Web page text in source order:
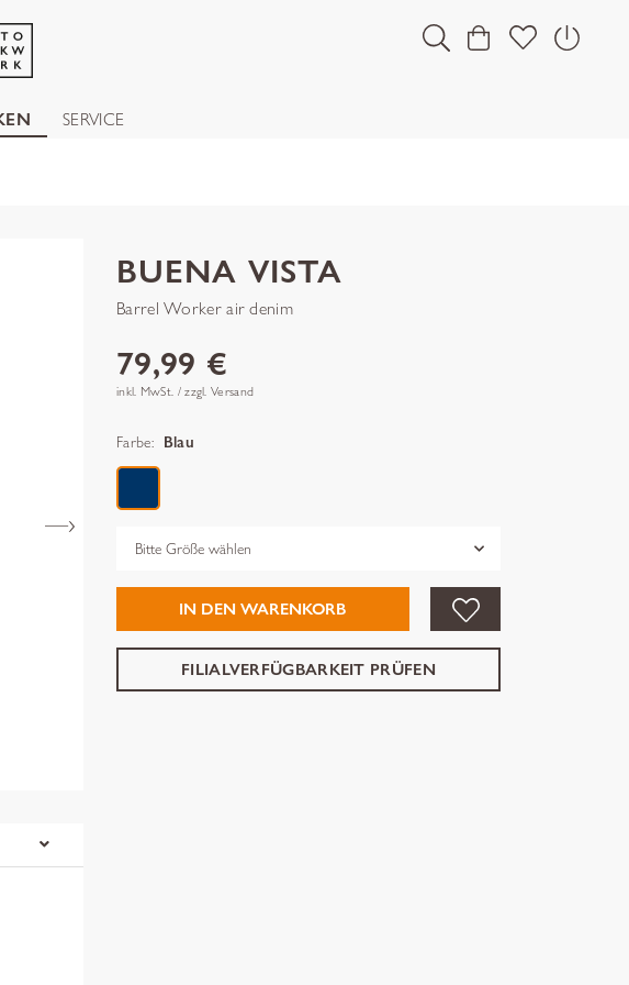
SERVICE
BUENA VISTA
Barrel Worker air denim
79,99 €
inkl. MwSt. / zzgl. Versand
Farbe: Blau
Grösse
IN DEN WARENKORB
FILIALVERFÜGBARKEIT PRÜFEN